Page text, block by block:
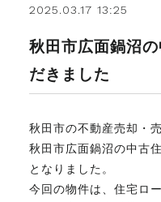
不動産売買Q&A
マスターおすすめ物件
2025.03.17 13:25
秋田市広面鍋沼
だきました
秋田市の不動産売却・
秋田市広面鍋沼の中古
となりました。
今回の物件は、住宅ロ